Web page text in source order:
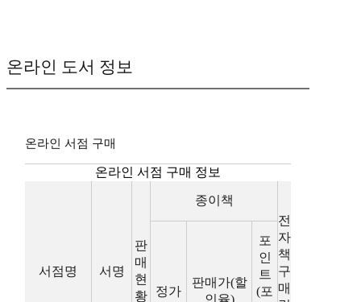
온라인 도서 정보
온라인 서점 구매
온라인 서점 구매 정보
서점명 서명
판
매
현
황
종이책
전
자
책
구
매
정가
판매가(할
인율)
포
인
트
(포